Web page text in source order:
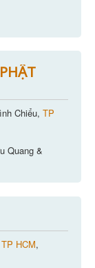
Chiểu, TP
Quang &
TP HCM,